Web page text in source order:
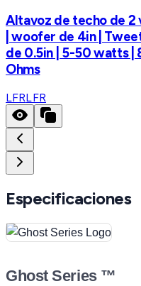
Altavoz de techo de 2
| woofer de 4in |
de 0.5in | 5-50 watts |
Ohms
LFRLFR
Especificaciones
Ghost Series ™